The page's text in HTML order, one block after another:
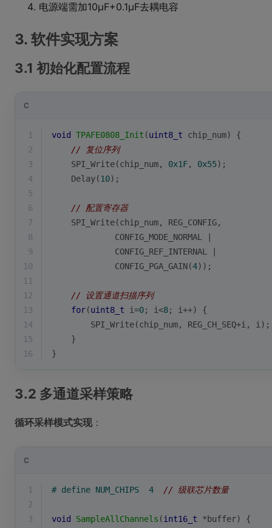
电源端需加10μF+0.1μF去耦电容
3. 软件实现方案
3.1 初始化配置流程
C
1 void TPAFE0808_Init (uint8_t chip_num)
{
2
// 复位序列
3
    SPI_Write(chip_num,
0x1F, 0x55);
4
    Delay(
10);
5
6
// 配置寄存器
7
    SPI_Write(chip_num, REG_CONFIG,
8
             CONFIG_MODE_NORMAL |
9
             CONFIG_REF_INTERNAL |
10
             CONFIG_PGA_GAIN(
4));
11
12
// 设置通道扫描序列
13
for(uint8_t i=0; i<8; i++) {
14
        SPI_Write(chip_num, REG_CH_SEQ+i, i);
15
    }
16
}
3.2 多通道采样策略
循环采样模式实现：
C
1 # define NUM_CHIPS  4 // 级联芯片数量
2
3
void SampleAllChannels (int16_t *buffer)
{